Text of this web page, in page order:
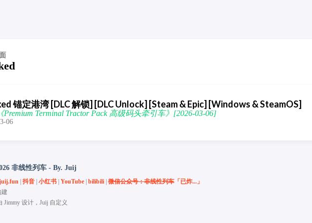
锚定港湾 [DLC 解锁] [DLC Unlock] [Steam & Epic] [Windows & SteamOS]
Premium Terminal Tractor Pack 高级码头牵引车》[2026-03-06]
06
非线性列车 - By. Juij
| 抖音| 小红书| YouTube| bilibili|微信公众号：非线性列车「已炸...」
Jimmy设计，Juij 自定义